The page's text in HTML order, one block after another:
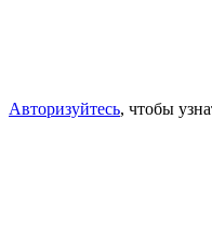
Авторизуйтесь, чтобы